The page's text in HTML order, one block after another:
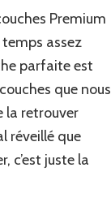
Premium
assez
parfaite est
que nous
la retrouver
réveillé que
c’est juste la